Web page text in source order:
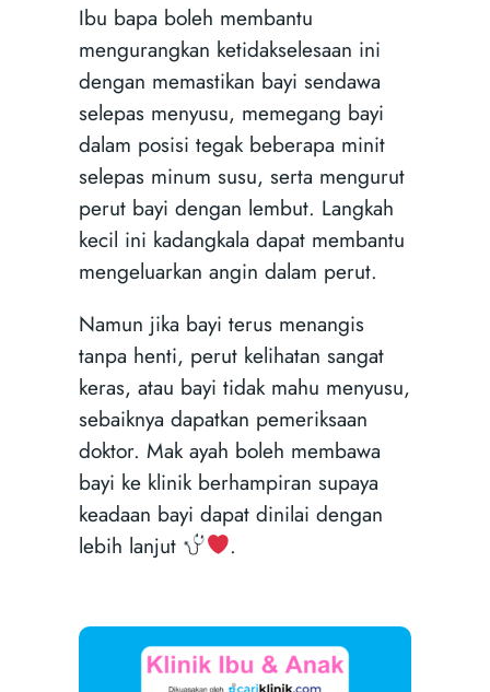
Ibu bapa boleh membantu
mengurangkan ketidakselesaan ini
dengan memastikan bayi sendawa
selepas menyusu, memegang bayi
dalam posisi tegak beberapa minit
selepas minum susu, serta mengurut
perut bayi dengan lembut. Langkah
kecil ini kadangkala dapat membantu
mengeluarkan angin dalam perut.
Namun jika bayi terus menangis
tanpa henti, perut kelihatan sangat
keras, atau bayi tidak mahu menyusu,
sebaiknya dapatkan pemeriksaan
doktor. Mak ayah boleh membawa
bayi ke klinik berhampiran supaya
keadaan bayi dapat dinilai dengan
lebih lanjut
.